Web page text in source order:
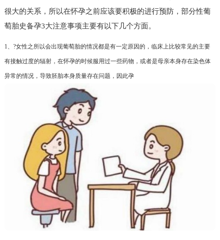
很大的关系，所以在怀孕之前应该要积极的进行预防，部分性葡
萄胎史备孕3大注意事项主要有以下几个方面。
1、?女性之所以会出现葡萄胎的情况都是有一定原因的，临床上比较常见的主要
有接触过度的辐射，在怀孕的时候服用过一些药物，或者是母亲本身存在染色体
异常的情况，导致胚胎本身质量存在问题，因此孕